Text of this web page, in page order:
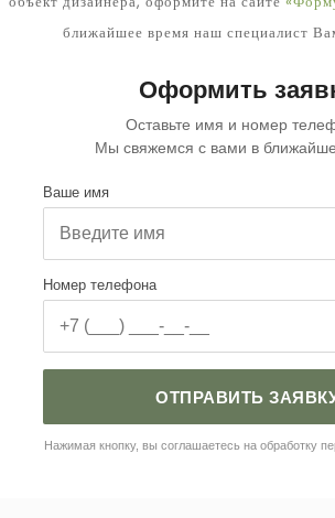
ближайшее время наш специалист
Оформить
Оставьте имя и номер
Мы свяжемся с вами в
Ваше имя
Номер телефона
ОТПРАВИТЬ
Нажимая кнопку, вы соглашаетесь на обработку